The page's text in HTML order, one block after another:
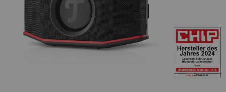
übermittelt werden.
Weitere Informationen sind in der
Datenschutzerklärung unter I zu finden